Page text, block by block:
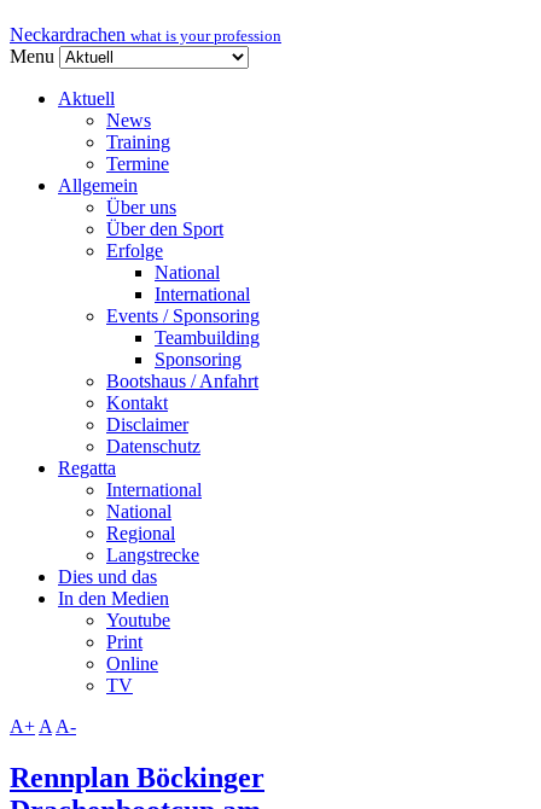
Neckardrachen what is your profession
Menu
Aktuell
News
Training
Termine
Allgemein
Über uns
Über den Sport
Erfolge
National
International
Events / Sponsoring
Teambuilding
Sponsoring
Bootshaus / Anfahrt
Kontakt
Disclaimer
Datenschutz
Regatta
International
National
Regional
Langstrecke
Dies und das
In den Medien
Youtube
Print
Online
TV
A+ A A-
Rennplan Böckinger